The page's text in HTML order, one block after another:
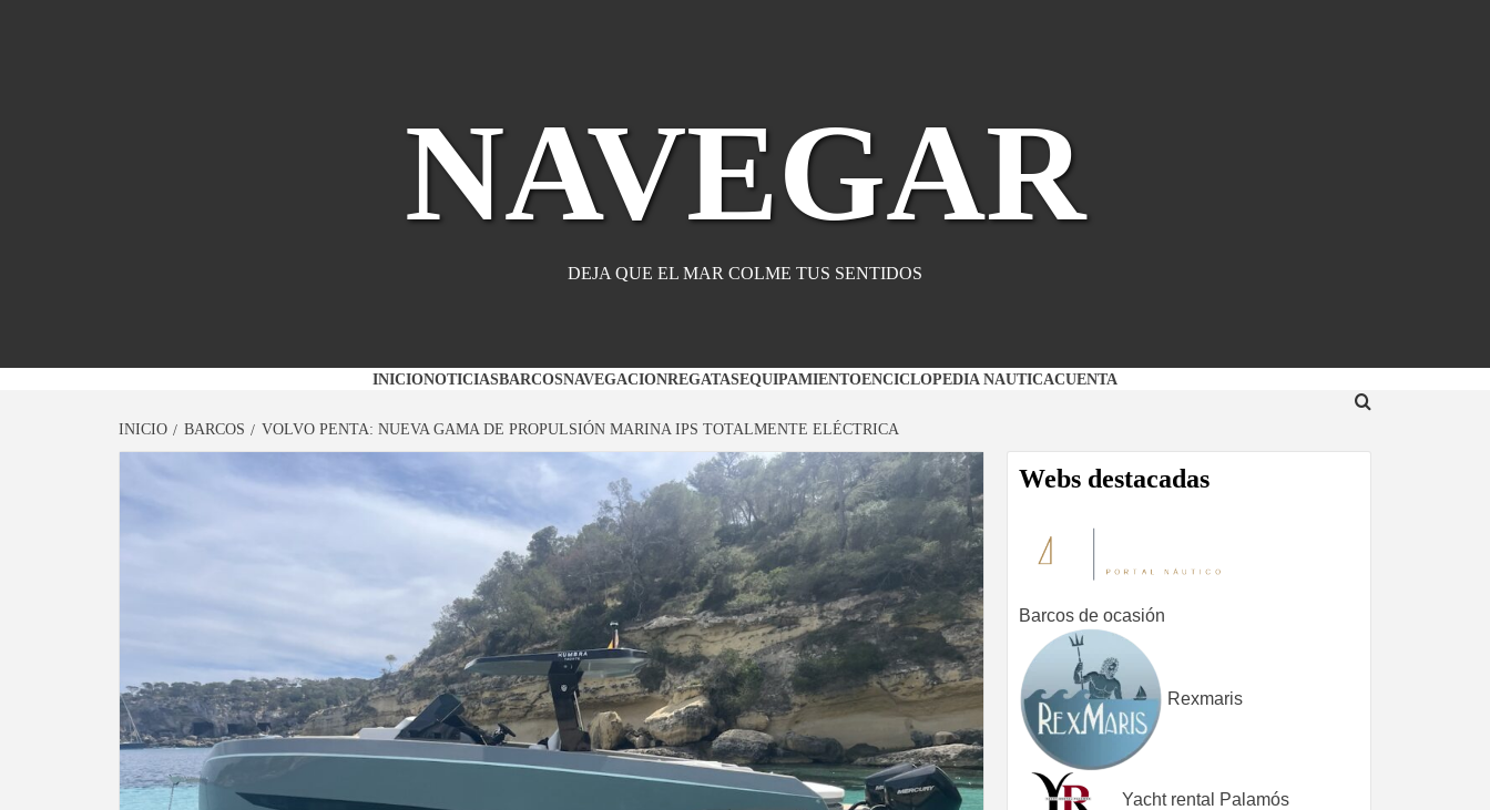
NAVEGAR
DEJA QUE EL MAR COLME TUS SENTIDOS
INICIONOTICIASBARCOSNAVEGACIONREGATASEQUIPAMIENTOENCICLOPEDIA NAUTICACUENTA
INICIO BARCOS VOLVO PENTA: NUEVA GAMA DE PROPULSIÓN MARINA IPS TOTALMENTE ELÉCTRICA
Webs destacadas
Barcos de ocasión
Rexmaris
Yacht rental Palamós